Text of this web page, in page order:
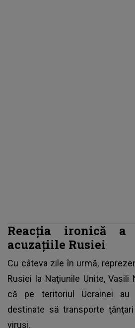
Reacția ironică
acuzațiile Rusiei
Cu câteva zile în urmă,
Rusiei la Naţiunile Unite, Vasili
că pe teritoriul Ucrainei
destinate să transporte
viruşi.